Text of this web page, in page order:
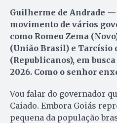
Guilherme de Andrade —
movimento de vários
como Romeu Zema
(União Brasil) e Tarcísio
(Republicanos), em
2026. Como o senhor
Vou falar do governador
Caiado. Embora Goiás
pequena da população